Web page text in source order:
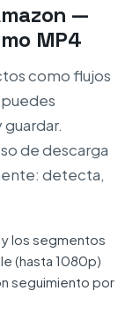
—
MP4
como flujos
de descarga
detecta,
los segmentos
(hasta 1080p)
seguimiento por